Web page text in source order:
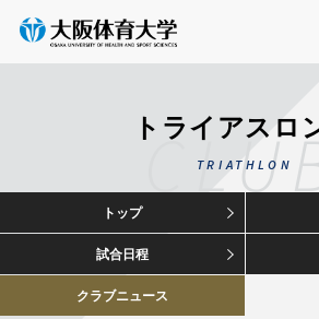
トライアスロ
TRIATHLON
トップ
試合日程
クラブニュース